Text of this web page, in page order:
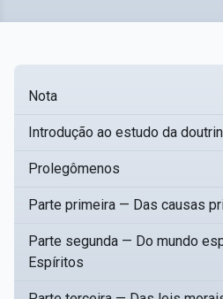
Nota
Introdução ao estudo da
Prolegômenos
Parte primeira — Das causas
Parte segunda — Do mundo
Espíritos